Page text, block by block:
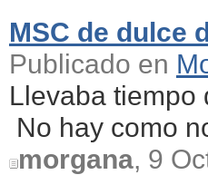
MSC de dulce
Publicado en
Llevaba tiempo
No hay como
morgana, 9